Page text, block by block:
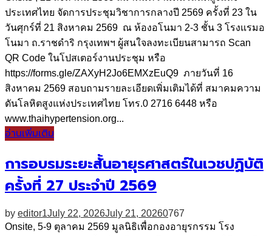
ประเทศไทย จัดการประชุมวิชาการกลางปี 2569 ครั้งที่ 23 ใน
วันศุกร์ที่ 21 สิงหาคม 2569 ณ ห้องอโนมา 2-3 ชั้น 3 โรงแรมอ
โนมา ถ.ราชดำริ กรุงเทพฯ ผู้สนใจลงทะเบียนสามารถ Scan
QR Code ในโปสเตอร์งานประชุม หรือ
https://forms.gle/ZAXyH2Jo6EMXzEuQ9 ภายวันที่ 16
สิงหาคม 2569 สอบถามรายละเอียดเพิ่มเติมได้ที่ สมาคมความ
ดันโลหิตสูงแห่งประเทศไทย โทร.0 2716 6448 หรือ
www.thaihypertension.org...
อ่านเพิ่มเติม
การอบรมระยะสั้นอายุรศาสตร์ในเวชปฏิบัติ
ครั้งที่ 27 ประจำปี 2569
by editor1July 22, 2026July 21, 20260767
Onsite, 5-9 ตุลาคม 2569 มูลนิธิเพื่อกองอายุรกรรม โรง